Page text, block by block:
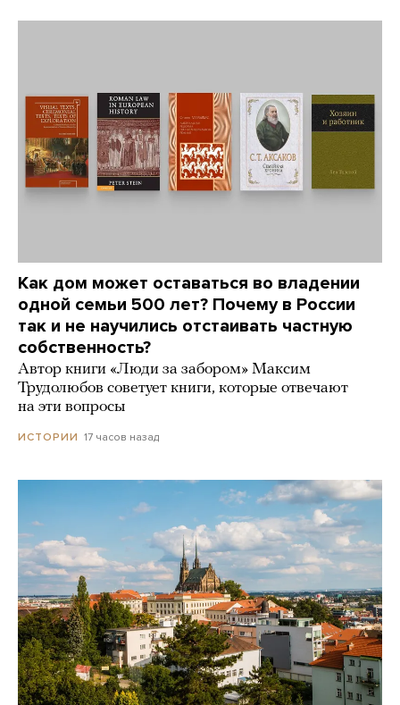
Как дом может оставаться во владении
одной семьи 500 лет? Почему в России
так и не научились отстаивать частную
собственность?
Автор книги «Люди за забором» Максим
Трудолюбов советует книги, которые отвечают
на эти вопросы
ИСТОРИИ 17 часов назад